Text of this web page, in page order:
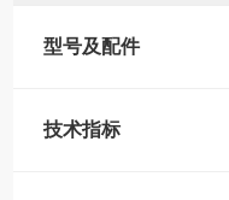
型号及配件
技术指标